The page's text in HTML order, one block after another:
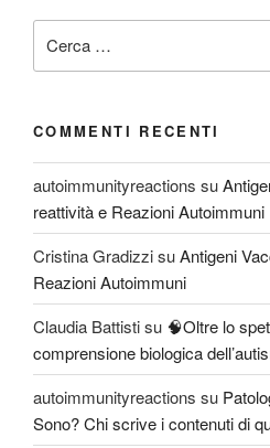
COMMENTI RECENTI
autoimmunityreactions su
reattività e Reazioni Autoimmuni
Cristina GradizzisuAntigeni
Reazioni Autoimmuni
Claudia Battistisu 🧠Oltre lo
comprensione biologica
autoimmunityreactions su
Sono? Chi scrive i contenuti di